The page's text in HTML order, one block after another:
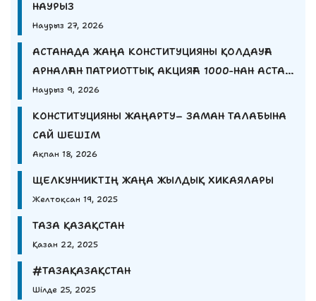
НАУРЫЗ
Наурыз 27, 2026
АСТАНАДА ЖАҢА КОНСТИТУЦИЯНЫ ҚОЛДАУҒА
АРНАЛҒАН ПАТРИОТТЫҚ АКЦИЯҒА 1000-НАН АСТАМ
ЖАС ҚАТЫСТЫ.
Наурыз 9, 2026
КОНСТИТУЦИЯНЫ ЖАҢАРТУ– ЗАМАН ТАЛАБЫНА
САЙ ШЕШІМ
Ақпан 18, 2026
ЩЕЛКУНЧИКТІҢ ЖАҢА ЖЫЛДЫҚ ХИКАЯЛАРЫ
Желтоқсан 19, 2025
ТАЗА ҚАЗАҚСТАН
Қазан 22, 2025
#ТАЗАҚАЗАҚСТАН
Шілде 25, 2025